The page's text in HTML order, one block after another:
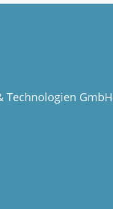
Technologien GmbH